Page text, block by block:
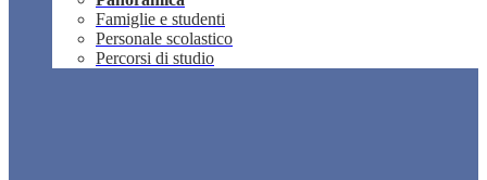
Famiglie e studenti
Personale scolastico
Percorsi di studio